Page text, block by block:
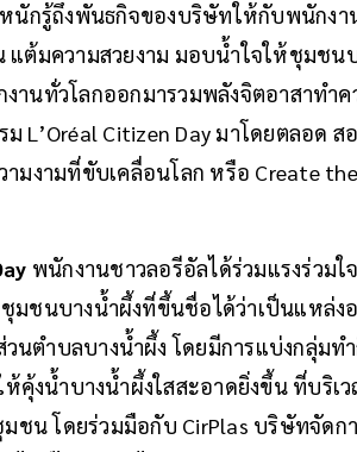
นักรู้ถึงพันธกิจของบริษัทให้กับพนักงา
ต้มความสวยงาม มอบน้ำใจให้ชุมชน
านทั่วโลกออกมารวมพลังจิตอาสาทำค
L’Oréal Citizen Day มาโดยตลอด ส
มงามที่ขับเคลื่อนโลก หรือ Create
พนักงานชาวลอรีอัลได้ร่วมแรงร่วมใ
มชนบางน้ำผึ้งที่ขึ้นชื่อได้ว่าเป็นแหล่ง
นตำบลบางน้ำผึ้ง โดยมีการแบ่งกลุ่มท
คุ้งน้ำบางน้ำผึ้งใสสะอาดยิ่งขึ้น ที่บริเ
ชน โดยร่วมมือกับ CirPlas บริษัทจัด